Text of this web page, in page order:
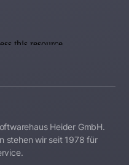
Heider GmbH.
stehen wir seit 1978 für